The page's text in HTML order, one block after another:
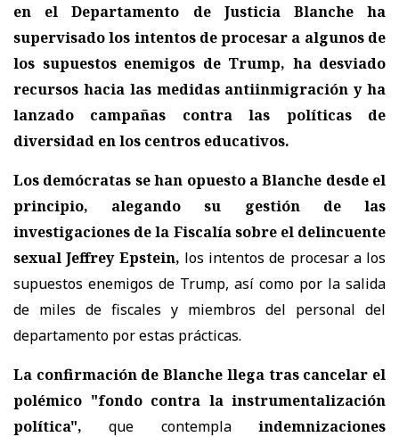
en el Departamento de Justicia Blanche ha
supervisado los intentos de procesar a algunos de
los supuestos enemigos de Trump, ha desviado
recursos hacia las medidas antiinmigración y ha
lanzado campañas contra las políticas de
diversidad en los centros educativos.
Los demócratas se han opuesto a Blanche desde el
principio, alegando su gestión de las
investigaciones de la Fiscalía sobre el delincuente
sexual Jeffrey Epstein, los intentos de procesar a los
supuestos enemigos de Trump, así como por la salida
de miles de fiscales y miembros del personal del
departamento por estas prácticas.
La confirmación de Blanche llega tras cancelar el
polémico "fondo contra la instrumentalización
política", que contempla indemnizaciones